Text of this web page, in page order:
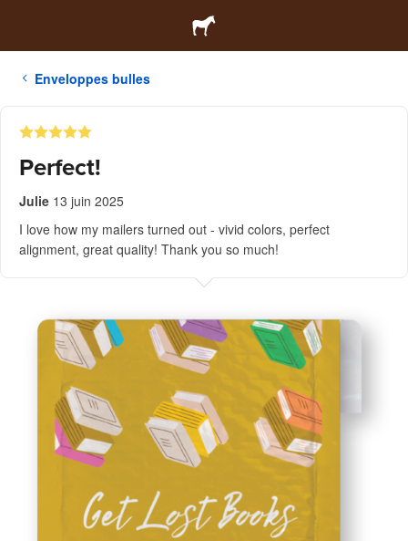
Enveloppes bulles
Perfect!
Julie 13 juin 2025
I love how my mailers turned out - vivid colors, perfect
alignment, great quality! Thank you so much!